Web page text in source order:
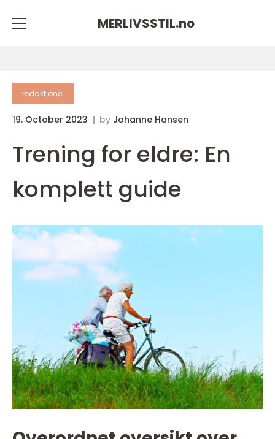
MERLIVSSTIL.no
redaktionel
19. October 2023 by Johanne Hansen
Trening for eldre: En
komplett guide